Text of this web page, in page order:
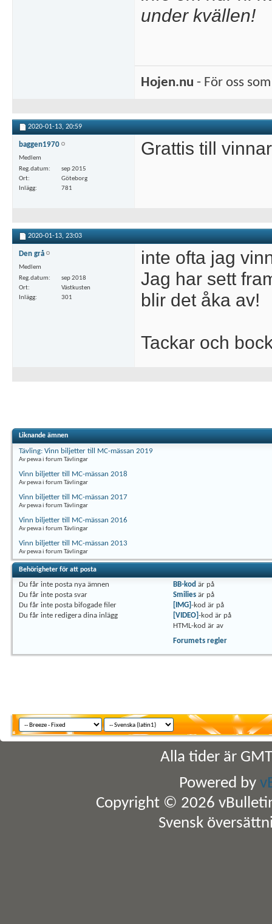
under kvällen!
Hojen.nu - För oss
2020-01-13, 20:59
baggen1970
Medlem
Reg.datum
sep 2015
Ort
Göteborg
Inlägg
781
Grattis till
2020-01-13, 23:03
Den grå
Medlem
Reg.datum
sep 2018
Ort
Västkusten
Inlägg
301
inte ofta jag
Jag har sett
blir det åka av!
Tackar och
Liknande ämnen
Tävling: Vinn biljetter till MC-mässan 2019
Av pewa i forum Tävlingar
Vinn biljetter till MC-mässan 2018
Av pewa i forum Tävlingar
Vinn biljetter till MC-mässan 2017
Av pewa i forum Tävlingar
Vinn biljetter till MC-mässan 2016
Av pewa i forum Tävlingar
Vinn biljetter till MC-mässan 2013
Av pewa i forum Tävlingar
Behörigheter för att posta
Du får inte posta nya ämnen
Du får inte posta svar
Du får inte posta bifogade filer
Du får inte redigera dina inlägg
BB-kod är på
Smilies är på
[IMG]-kod är på
[VIDEO]-kod är på
HTML-kod är av
Forumets regler
Alla tider är
Powered by
Copyright © 2026
Svensk